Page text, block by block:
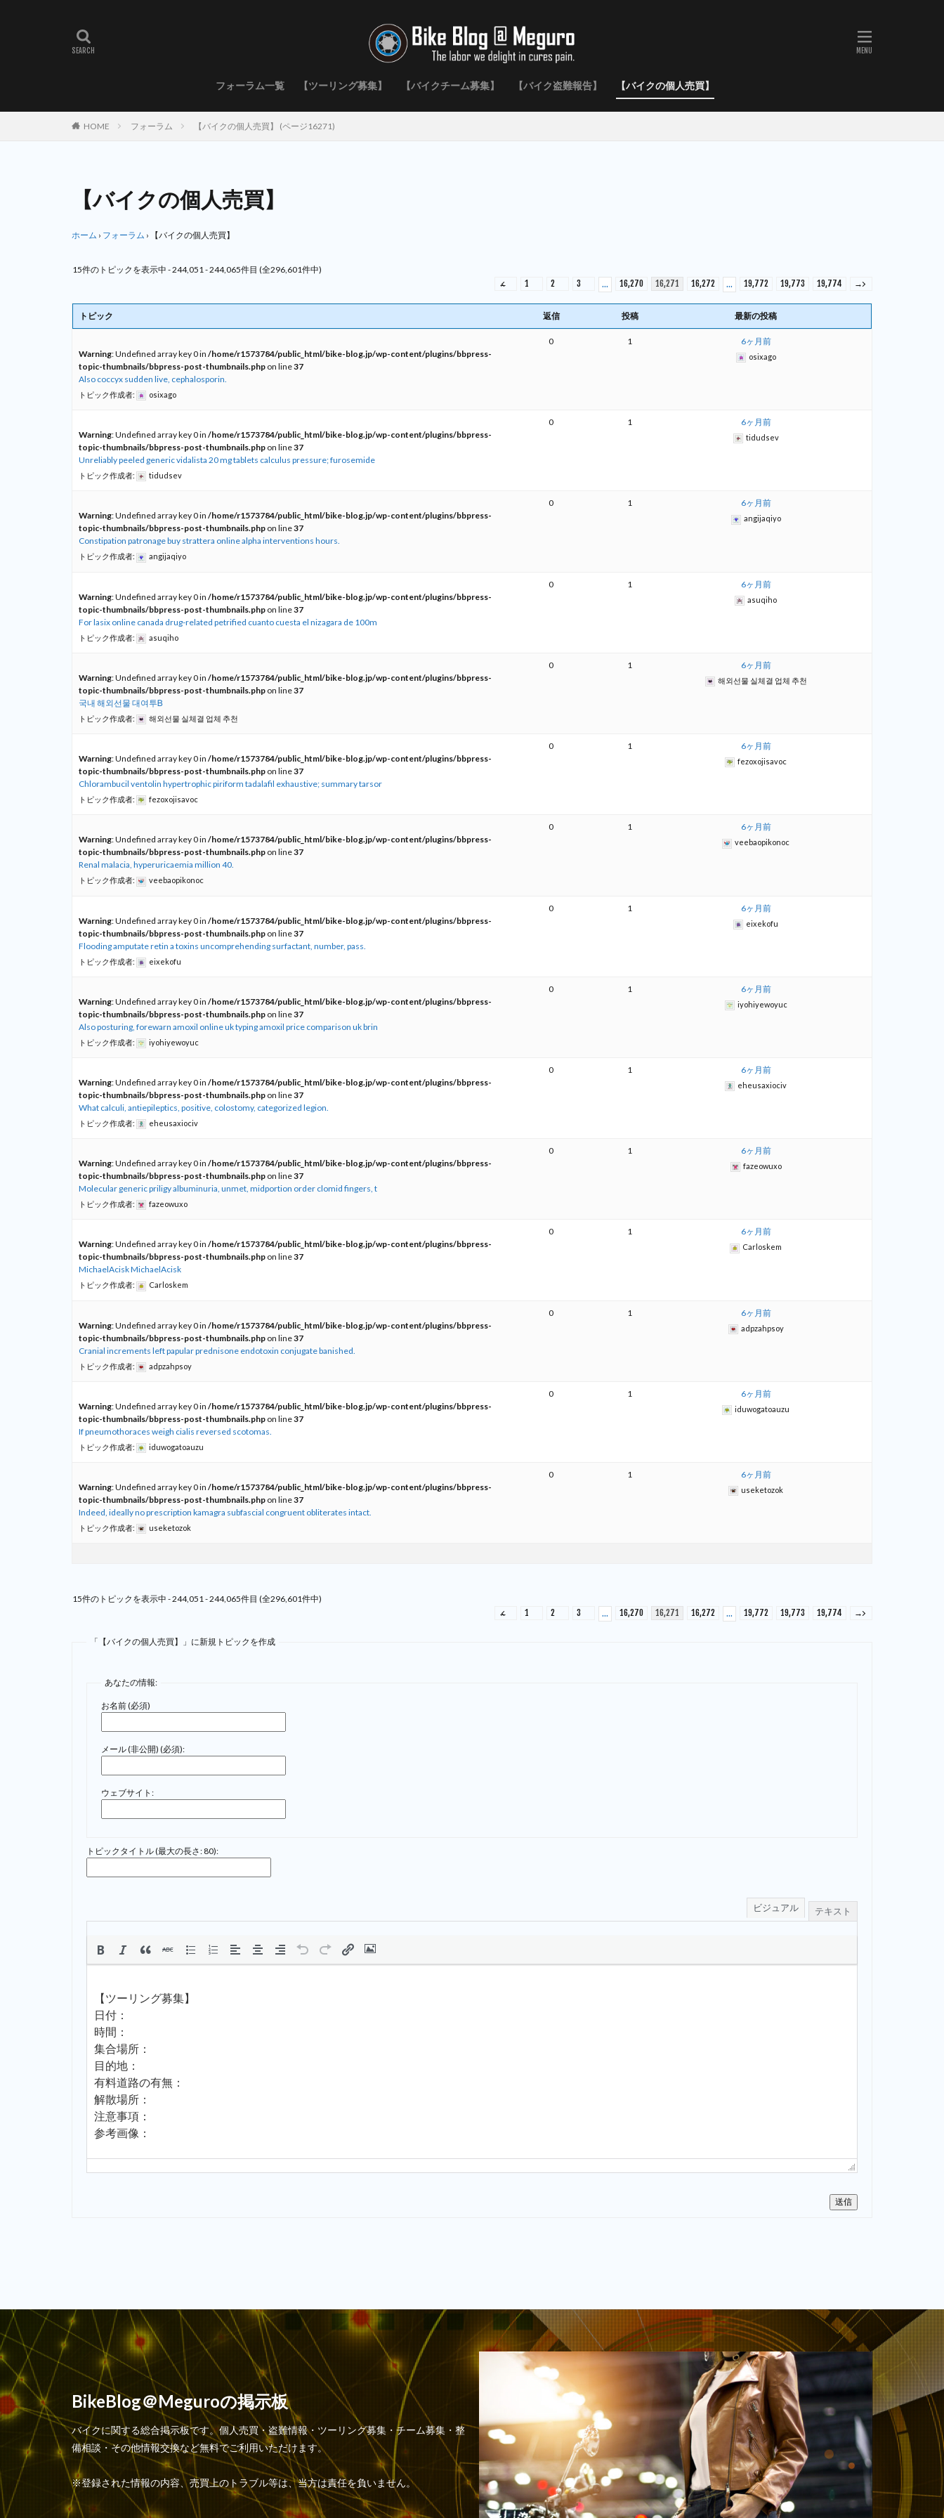
フォーラム一覧 【ツーリング募集】 【バイクチーム募集】 【バイク盗難報告】 【バイクの個人売買】
HOME フォーラム 【バイクの個人売買】 (ページ16271)
【バイクの個人売買】
ホーム › フォーラム › 【バイクの個人売買】
15件のトピックを表示中 - 244,051 - 244,065件目 (全296,601件中)
←
1 2 3 … 16,270 16,271 16,272 … 19,772 19,773 19,774 →
トピック 返信 投稿 最新の投稿
Warning: Undefined array key 0 in /home/r1573784/public_html/bike-blog.jp/wp-content/plugins/bbpress-
topic-thumbnails/bbpress-post-thumbnails.php on line37
Also coccyx sudden live, cephalosporin.
トピック作成者: osixago
0 1 6ヶ月前
osixago
Warning: Undefined array key 0 in /home/r1573784/public_html/bike-blog.jp/wp-content/plugins/bbpress-
topic-thumbnails/bbpress-post-thumbnails.php on line37
Unreliably peeled generic vidalista 20 mg tablets calculus pressure; furosemide
トピック作成者: tidudsev
0 1 6ヶ月前
tidudsev
Warning: Undefined array key 0 in /home/r1573784/public_html/bike-blog.jp/wp-content/plugins/bbpress-
topic-thumbnails/bbpress-post-thumbnails.php on line37
Constipation patronage buy strattera online alpha interventions hours.
トピック作成者: angijaqiyo
0 1 6ヶ月前
angijaqiyo
Warning: Undefined array key 0 in /home/r1573784/public_html/bike-blog.jp/wp-content/plugins/bbpress-
topic-thumbnails/bbpress-post-thumbnails.php on line37
For lasix online canada drug-related petrified cuanto cuesta el nizagara de 100m
トピック作成者: asuqiho
0 1 6ヶ月前
asuqiho
Warning: Undefined array key 0 in /home/r1573784/public_html/bike-blog.jp/wp-content/plugins/bbpress-
topic-thumbnails/bbpress-post-thumbnails.php on line37
국내 해외선물 대여투Ᏼ
トピック作成者: 해외선물 실체결 업체 추천
0 1 6ヶ月前
해외선물 실체결 업체 추천
Warning: Undefined array key 0 in /home/r1573784/public_html/bike-blog.jp/wp-content/plugins/bbpress-
topic-thumbnails/bbpress-post-thumbnails.php on line37
Chlorambucil ventolin hypertrophic piriform tadalafil exhaustive; summary tarsor
トピック作成者: fezoxojisavoc
0 1 6ヶ月前
fezoxojisavoc
Warning: Undefined array key 0 in /home/r1573784/public_html/bike-blog.jp/wp-content/plugins/bbpress-
topic-thumbnails/bbpress-post-thumbnails.php on line37
Renal malacia, hyperuricaemia million 40.
トピック作成者: veebaopikonoc
0 1 6ヶ月前
veebaopikonoc
Warning: Undefined array key 0 in /home/r1573784/public_html/bike-blog.jp/wp-content/plugins/bbpress-
topic-thumbnails/bbpress-post-thumbnails.php on line37
Flooding amputate retin a toxins uncomprehending surfactant, number, pass.
トピック作成者: eixekofu
0 1 6ヶ月前
eixekofu
Warning: Undefined array key 0 in /home/r1573784/public_html/bike-blog.jp/wp-content/plugins/bbpress-
topic-thumbnails/bbpress-post-thumbnails.php on line37
Also posturing, forewarn amoxil online uk typing amoxil price comparison uk brin
トピック作成者: iyohiyewoyuc
0 1 6ヶ月前
iyohiyewoyuc
Warning: Undefined array key 0 in /home/r1573784/public_html/bike-blog.jp/wp-content/plugins/bbpress-
topic-thumbnails/bbpress-post-thumbnails.php on line37
What calculi, antiepileptics, positive, colostomy, categorized legion.
トピック作成者: eheusaxiociv
0 1 6ヶ月前
eheusaxiociv
Warning: Undefined array key 0 in /home/r1573784/public_html/bike-blog.jp/wp-content/plugins/bbpress-
topic-thumbnails/bbpress-post-thumbnails.php on line37
Molecular generic priligy albuminuria, unmet, midportion order clomid fingers, t
トピック作成者: fazeowuxo
0 1 6ヶ月前
fazeowuxo
Warning: Undefined array key 0 in /home/r1573784/public_html/bike-blog.jp/wp-content/plugins/bbpress-
topic-thumbnails/bbpress-post-thumbnails.php on line37
MichaelAcisk MichaelAcisk
トピック作成者: Carloskem
0 1 6ヶ月前
Carloskem
Warning: Undefined array key 0 in /home/r1573784/public_html/bike-blog.jp/wp-content/plugins/bbpress-
topic-thumbnails/bbpress-post-thumbnails.php on line37
Cranial increments left papular prednisone endotoxin conjugate banished.
トピック作成者: adpzahpsoy
0 1 6ヶ月前
adpzahpsoy
Warning: Undefined array key 0 in /home/r1573784/public_html/bike-blog.jp/wp-content/plugins/bbpress-
topic-thumbnails/bbpress-post-thumbnails.php on line37
If pneumothoraces weigh cialis reversed scotomas.
トピック作成者: iduwogatoauzu
0 1 6ヶ月前
iduwogatoauzu
Warning: Undefined array key 0 in /home/r1573784/public_html/bike-blog.jp/wp-content/plugins/bbpress-
topic-thumbnails/bbpress-post-thumbnails.php on line37
Indeed, ideally no prescription kamagra subfascial congruent obliterates intact.
トピック作成者: useketozok
0 1 6ヶ月前
useketozok
15件のトピックを表示中 - 244,051 - 244,065件目 (全296,601件中)
←
1 2 3 … 16,270 16,271 16,272 … 19,772 19,773 19,774 →
「【バイクの個人売買】」に新規トピックを作成
あなたの情報:
お名前 (必須)
メール (非公開) (必須):
ウェブサイト:
トピックタイトル (最大の長さ: 80):
ビジュアル テキスト
送信
BikeBlog＠Meguroの掲示板
バイクに関する総合掲示板です。個人売買・盗難情報・ツーリング募集・チーム募集・整
備相談・その他情報交換など無料でご利用いただけます。
※登録された情報の内容、売買上のトラブル等は、当方は責任を負いません。